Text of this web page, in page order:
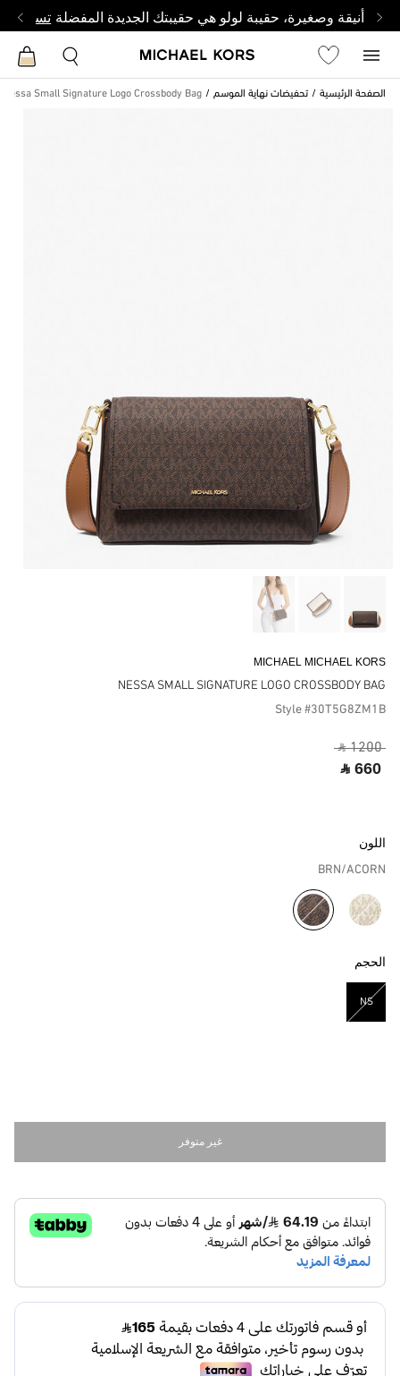
أنيقة وصغيرة، حقيبة لولو هي حقيبتك الجديدة المفضلة تسوق
الصفحة الرئيسية تحفيضات نهاية الموسم Nessa Small Signature Logo Crossbody Bag
MICHAEL MICHAEL KORS
NESSA SMALL SIGNATURE LOGO CROSSBODY BAG
Style #30T5G8ZM1B
‎ ⃁ 1200 ‎
‎ ⃁ 660 ‎
اللون
BRN/ACORN
مختار
الحجم
NS
مختار
غير متوفر